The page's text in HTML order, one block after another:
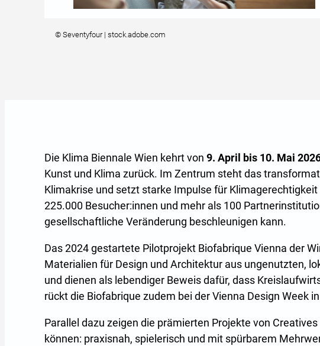
© Seventyfour | stock.adobe.com
Die Klima Biennale Wien kehrt von9. April bis 10. Mai
Kunst und Klima zurück. Im Zentrum steht das
Klimakrise und setzt starke Impulse für
225.000 Besucher:innen und mehr als 100
gesellschaftliche Veränderung beschleunigen kann.
Das 2024 gestartete Pilotprojekt Biofabrique Vienna der
Materialien für Design und Architektur aus ungenutzten,
und dienen als lebendiger Beweis dafür, dass
rückt die Biofabrique zudem bei der Vienna Design Week
Parallel dazu zeigen die prämierten Projekte von
können: praxisnah, spielerisch und mit spürbarem